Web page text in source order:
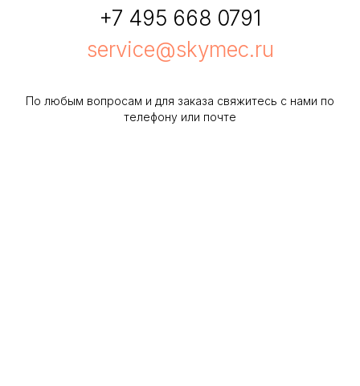
+7 495 668 0791
service@skymec.ru
По любым вопросам и для заказа свяжитесь с нами по
телефону или почте